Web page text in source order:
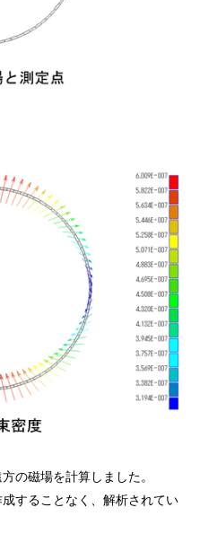
の磁場を計算しました。
することなく、解析されてい